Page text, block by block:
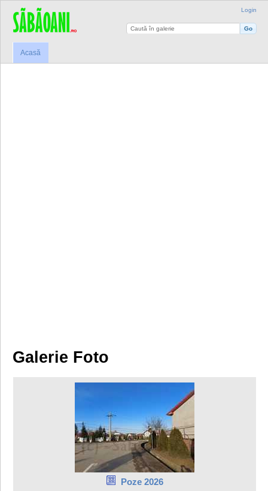
Login
Acasă
Galerie Foto
Poze 2026